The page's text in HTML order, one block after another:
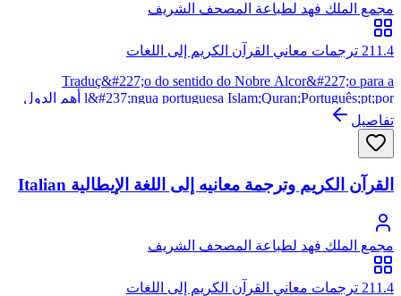
مجمع الملك فهد لطباعة المصحف الشريف
211.4 ترجمات معاني القرآن الكريم إلى اللغات
Traduç&#227;o do sentido do Nobre Alcor&#227;o para a
l&#237;ngua portuguesa Islam;Quran;Português;pt;por أهم الدول
التي تنتشر فيهااللغة البرتعالية: البرتغال. البرازيل. موزمبيق. أنغولا.
غينيا بيساو. تيمور الشرقية. غينيا الاستوائية. الرأس الأخضر. ساو
تومي وبرينسيب
تفاصيل
القرآن الكريم وترجمة معانيه إلى اللغة الإيطالية Italian
مجمع الملك فهد لطباعة المصحف الشريف
211.4 ترجمات معاني القرآن الكريم إلى اللغات